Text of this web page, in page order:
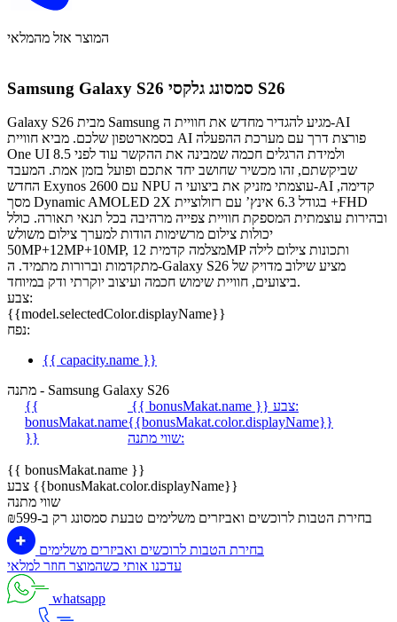
המוצר אזל מהמלאי
Samsung Galaxy S26 סמסונג גלקסי S26
Galaxy S26 מבית Samsung מגיע להגדיר מחדש את חוויית ה-AI
בסמארטפון שלכם. מביא חוויית AI פורצת דרך עם מערכת ההפעלה
One UI 8.5 ולמידת הרגלים חכמה שמבינה את ההקשר עוד לפני
שביקשתם, זהו מכשיר שחושב יחד אתכם ופועל בזמן אמת. המעבד
החדש Exynos 2600 עם NPU עוצמתי מזניק את ביצועי ה-AI קדימה,
מסך Dynamic AMOLED 2X בגודל 6.3 אינץ’ עם רזולוציית +FHD
ובהירות עוצמתית המספקת חוויית צפייה מרהיבה בכל תנאי תאורה. כולל
יכולות צילום מרשימות הודות למערך צילום משולש
50MP+12MP+10MP, מצלמה קדמית 12MP ותכונות צילום לילה
מתקדמות וברורות מתמיד. ה-Galaxy S26 מציע שילוב מדויק של
ביצועים, חוויית שימוש חכמה ועיצוב יוקרתי ודק במיוחד.
צבע:
{{model.selectedColor.displayName}}
נפח:
{{ capacity.name }}
מתנה - Samsung Galaxy S26
{{
bonusMakat.name
}}
{{ bonusMakat.name }}
צבע:
{{bonusMakat.color.displayName}}
שווי מתנה:
{{ bonusMakat.name }}
צבע {{bonusMakat.color.displayName}}
שווי מתנה
בחירת הטבות לרוכשים ואביזרים משלימים טבעת סמסונג רק ב-₪599
בחירת הטבות לרוכשים ואביזרים משלימים
עדכנו אותי כשהמוצר חוזר למלאי
whatsapp